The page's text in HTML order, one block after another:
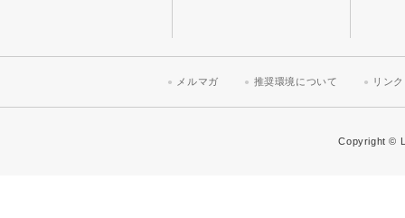
メルマガ 推奨環境について リン
Copyright ©